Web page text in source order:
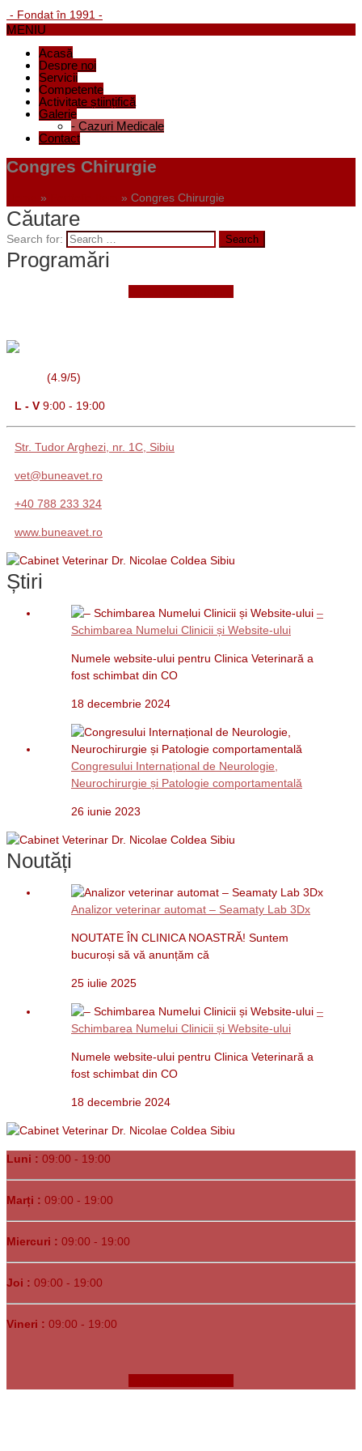
- Fondat în 1991 -
MENIU
Acasă
Despre noi
Servicii
Competențe
Activitate științifică
Galerie
- Cazuri Medicale
Contact
Congres Chirurgie
» » Congres Chirurgie
Căutare
Search for:
Programări
(4.9/5)
L - V 9:00 - 19:00
Str. Tudor Arghezi, nr. 1C, Sibiu
vet@buneavet.ro
+40 788 233 324
www.buneavet.ro
Știri
–
Schimbarea Numelui Clinicii și Website-ului
Numele website-ului pentru Clinica Veterinară a
fost schimbat din CO
18 decembrie 2024
Congresului Internațional de Neurologie,
Neurochirurgie și Patologie comportamentală
26 iunie 2023
Noutăți
Analizor veterinar automat – Seamaty Lab 3Dx
NOUTATE ÎN CLINICA NOASTRĂ! Suntem
bucuroși să vă anunțăm că
25 iulie 2025
–
Schimbarea Numelui Clinicii și Website-ului
Numele website-ului pentru Clinica Veterinară a
fost schimbat din CO
18 decembrie 2024
Luni : 09:00 - 19:00
Marți : 09:00 - 19:00
Miercuri : 09:00 - 19:00
Joi : 09:00 - 19:00
Vineri : 09:00 - 19:00